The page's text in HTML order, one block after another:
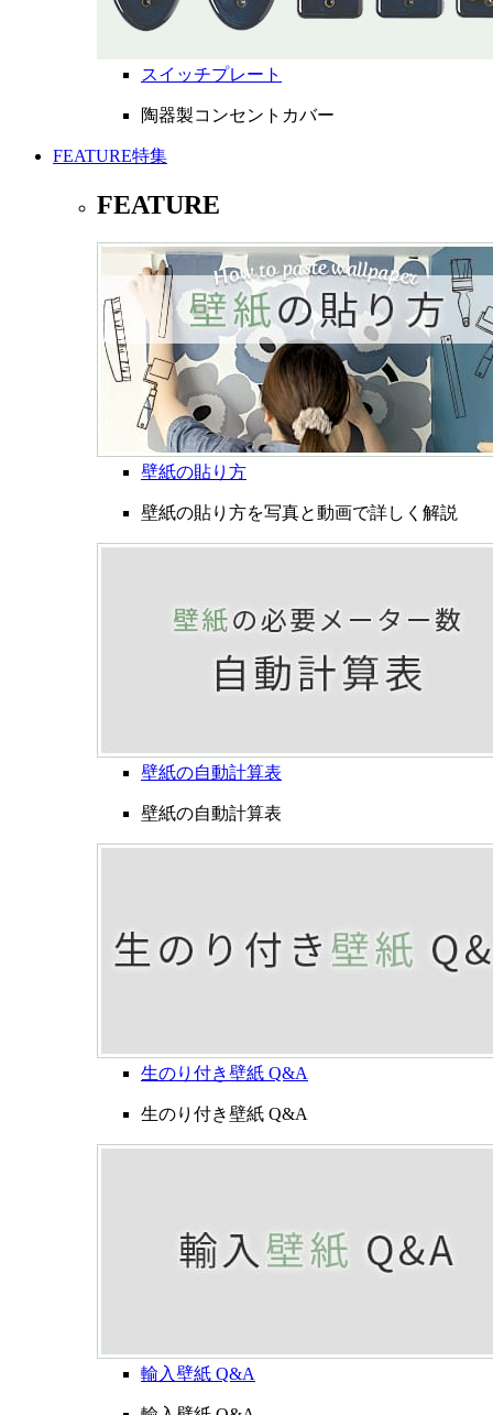
スイッチプレート
陶器製コンセントカバー
FEATURE特集
FEATURE
壁紙の貼り方
壁紙の貼り方を写真と動画で詳しく解説
壁紙の自動計算表
壁紙の自動計算表
生のり付き壁紙 Q&A
生のり付き壁紙 Q&A
輸入壁紙 Q&A